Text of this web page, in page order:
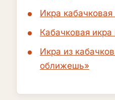
Икра
Кабачковая
Икра из
оближешь»